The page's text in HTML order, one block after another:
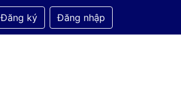
Đăng ký Đăng nhập